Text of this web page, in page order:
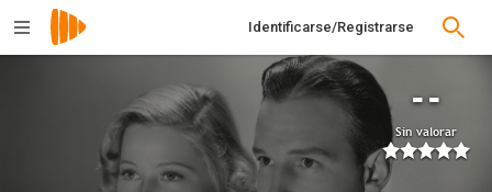
Identificarse/Registrarse
--
Sin valorar